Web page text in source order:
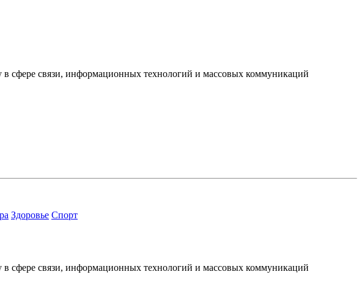
сфере связи, информационных технологий и массовых коммуникаций
Здоровье Спорт
сфере связи, информационных технологий и массовых коммуникаций